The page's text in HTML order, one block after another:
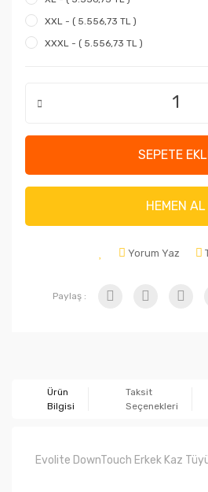
XXL - ( 5.556,73 TL )
XXXL - ( 5.556,73 TL )
SEPETE
HEMEN AL
Yorum Yaz
Paylaş :
Ürün
Bilgisi
Taksit
Seçenekleri
Evolite DownTouch Erkek Kaz